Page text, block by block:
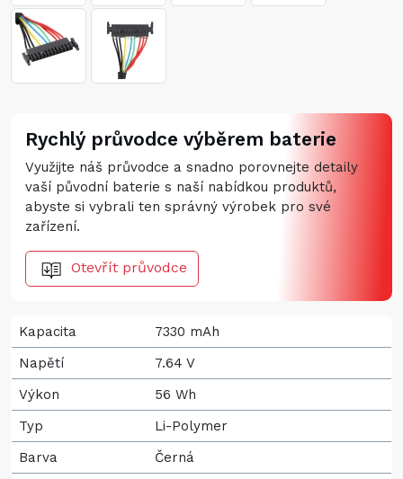
Rychlý průvodce výběrem baterie
Využijte náš průvodce a snadno porovnejte detaily
vaší původní baterie s naší nabídkou produktů,
abyste si vybrali ten správný výrobek pro své
zařízení.
Otevřít průvodce
Kapacita
7330 mAh
Napětí
7.64 V
Výkon
56 Wh
Typ
Li-Polymer
Barva
Černá